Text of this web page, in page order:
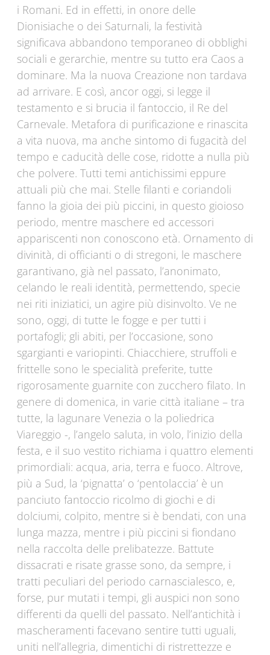
i Romani. Ed in effetti, in onore delle
Dionisiache o dei Saturnali, la festività
significava abbandono temporaneo di obblighi
sociali e gerarchie, mentre su tutto era Caos a
dominare. Ma la nuova Creazione non tardava
ad arrivare. E così, ancor oggi, si legge il
testamento e si brucia il fantoccio, il Re del
Carnevale. Metafora di purificazione e rinascita
a vita nuova, ma anche sintomo di fugacità del
tempo e caducità delle cose, ridotte a nulla più
che polvere. Tutti temi antichissimi eppure
attuali più che mai. Stelle filanti e coriandoli
fanno la gioia dei più piccini, in questo gioioso
periodo, mentre maschere ed accessori
appariscenti non conoscono età. Ornamento di
divinità, di officianti o di stregoni, le maschere
garantivano, già nel passato, l’anonimato,
celando le reali identità, permettendo, specie
nei riti iniziatici, un agire più disinvolto. Ve ne
sono, oggi, di tutte le fogge e per tutti i
portafogli; gli abiti, per l’occasione, sono
sgargianti e variopinti. Chiacchiere, struffoli e
frittelle sono le specialità preferite, tutte
rigorosamente guarnite con zucchero filato. In
genere di domenica, in varie città italiane – tra
tutte, la lagunare Venezia o la poliedrica
Viareggio -, l’angelo saluta, in volo, l’inizio della
festa, e il suo vestito richiama i quattro elementi
primordiali: acqua, aria, terra e fuoco. Altrove,
più a Sud, la ‘pignatta’ o ‘pentolaccia’ è un
panciuto fantoccio ricolmo di giochi e di
dolciumi, colpito, mentre si è bendati, con una
lunga mazza, mentre i più piccini si fiondano
nella raccolta delle prelibatezze. Battute
dissacrati e risate grasse sono, da sempre, i
tratti peculiari del periodo carnascialesco, e,
forse, pur mutati i tempi, gli auspici non sono
differenti da quelli del passato. Nell’antichità i
mascheramenti facevano sentire tutti uguali,
uniti nell’allegria, dimentichi di ristrettezze e